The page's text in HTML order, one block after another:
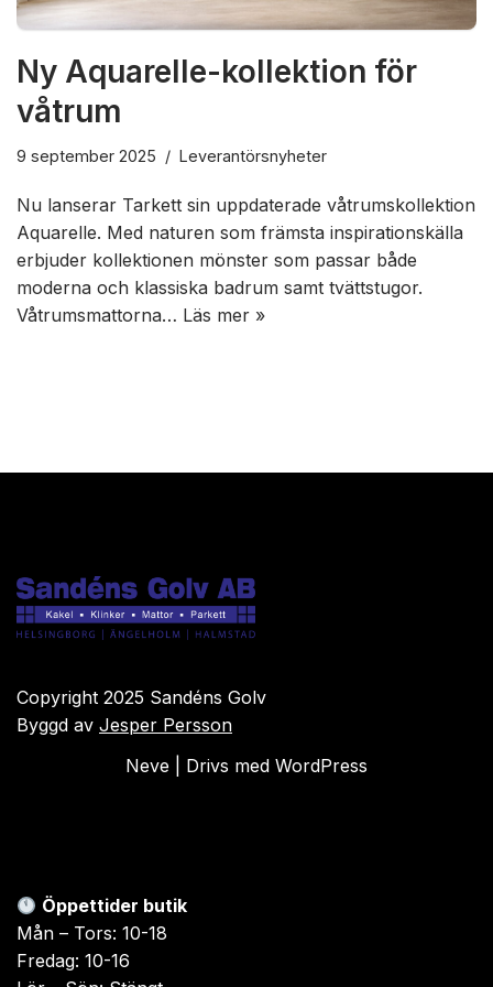
Ny Aquarelle-kollektion för
våtrum
9 september 2025 Leverantörsnyheter
Nu lanserar Tarkett sin uppdaterade våtrumskollektion
Aquarelle. Med naturen som främsta inspirationskälla
erbjuder kollektionen mönster som passar både
moderna och klassiska badrum samt tvättstugor.
Våtrumsmattorna… Läs mer »
Copyright 2025 Sandéns Golv
Byggd av Jesper Persson
Neve | Drivs med WordPress
Öppettider butik
Mån – Tors: 10-18
Fredag: 10-16